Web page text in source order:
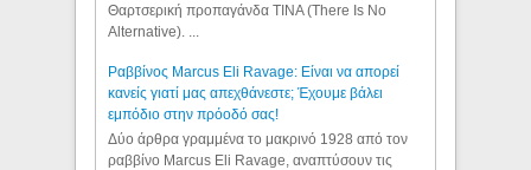
Θαρτσερική προπαγάνδα TINA (There Is No
Alternative). ...
Ραββίνος Marcus Eli Ravage: Είναι να απορεί
κανείς γιατί μας απεχθάνεστε; Έχουμε βάλει
εμπόδιο στην πρόοδό σας!
Δύο άρθρα γραμμένα το μακρινό 1928 από τον
ραββίνο Marcus Eli Ravage, αναπτύσουν τις